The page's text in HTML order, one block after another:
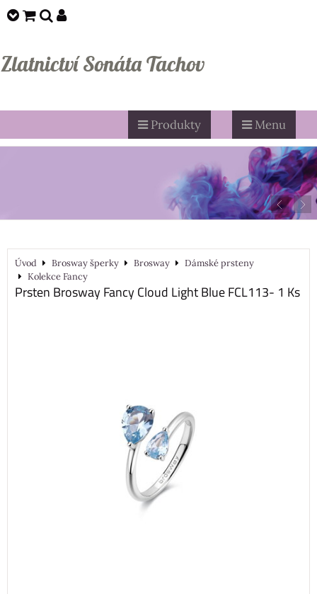
Zlatnictví Sonáta Tachov
Produkty Menu
Úvod Brosway šperky Brosway
Dámské prsteny
Kolekce Fancy
Prsten Brosway Fancy Cloud Light Blue FCL113- 1 Ks